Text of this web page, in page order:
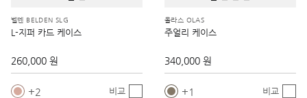
벨덴 BELDEN SLG
L-지퍼 카드 케이스
260,000 원
2 비교
올라스 OLAS
주얼리 케이스
340,000 원
1 비교